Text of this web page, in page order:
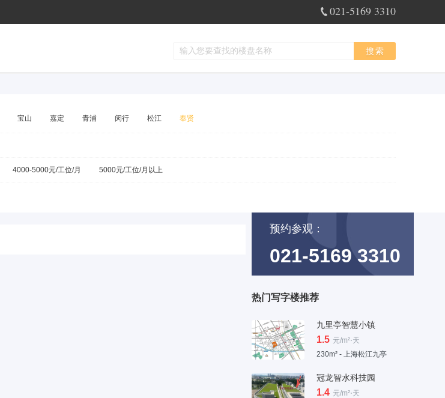
021-5169 3310
搜索
宝山 嘉定 青浦 闵行 松江 奉贤
4000-5000元/工位/月 5000元/工位/月以上
预约参观：
021-5169 3310
热门写字楼推荐
九里亭智慧小镇
1.5 元/m²⋅天
230m² - 上海松江九亭
冠龙智水科技园
1.4 元/m²⋅天